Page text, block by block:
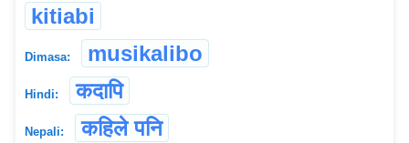
kitiabi
Dimasa: musikalibo
Hindi: कदापि
Nepali: कहिले पनि